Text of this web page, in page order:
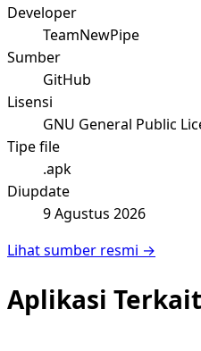
Developer
TeamNewPipe
Sumber
GitHub
Lisensi
GNU General Public
Tipe file
.apk
Diupdate
9 Agustus 2026
Lihat sumber resmi →
Aplikasi Terkait